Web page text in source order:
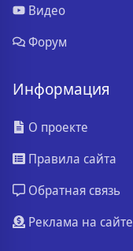
Видео
Форум
Информация
О проекте
Правила сайта
Обратная связь
Реклама на сайте